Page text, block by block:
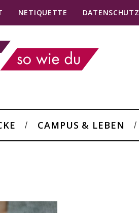
NETIQUETTE DATENSCHUTZ
CAMPUS & LEBEN